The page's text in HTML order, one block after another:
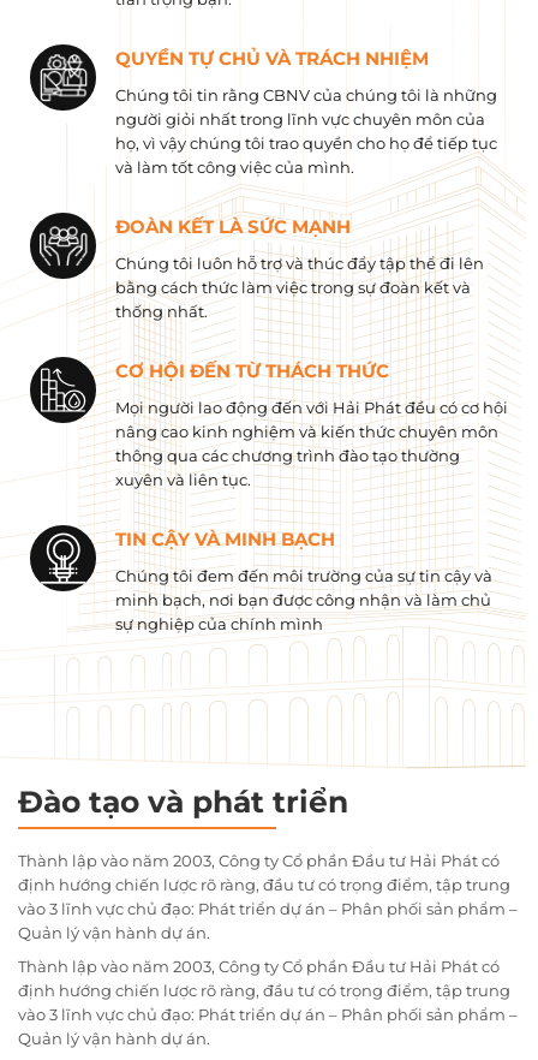
QUYỀN TỰ CHỦ VÀ TRÁCH NHIỆM
Chúng tôi tin rằng CBNV của chúng tôi là những
người giỏi nhất trong lĩnh vực chuyên môn của
họ, vì vậy chúng tôi trao quyền cho họ để tiếp tục
và làm tốt công việc của mình.
ĐOÀN KẾT LÀ SỨC MẠNH
Chúng tôi luôn hỗ trợ và thúc đẩy tập thể đi lên
bằng cách thức làm việc trong sự đoàn kết và
thống nhất.
CƠ HỘI ĐẾN TỪ THÁCH THỨC
Mọi người lao động đến với Hải Phát đều có cơ hội
nâng cao kinh nghiệm và kiến ​​thức chuyên môn
thông qua các chương trình đào tạo thường
xuyên và liên tục.
TIN CẬY VÀ MINH BẠCH
Chúng tôi đem đến môi trường của sự tin cậy và
minh bạch, nơi bạn được công nhận và làm chủ
sự nghiệp của chính mình
Đào tạo và phát triển
Thành lập vào năm 2003, Công ty Cổ phần Đầu tư Hải Phát có
định hướng chiến lược rõ ràng, đầu tư có trọng điểm, tập trung
vào 3 lĩnh vực chủ đạo: Phát triển dự án – Phân phối sản phẩm –
Quản lý vận hành dự án.
Thành lập vào năm 2003, Công ty Cổ phần Đầu tư Hải Phát có
định hướng chiến lược rõ ràng, đầu tư có trọng điểm, tập trung
vào 3 lĩnh vực chủ đạo: Phát triển dự án – Phân phối sản phẩm –
Quản lý vận hành dự án.